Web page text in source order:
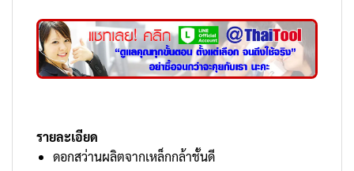
รายละเอียด
ดอกสว่านผลิตจากเหล็กกล้าชั้นดี